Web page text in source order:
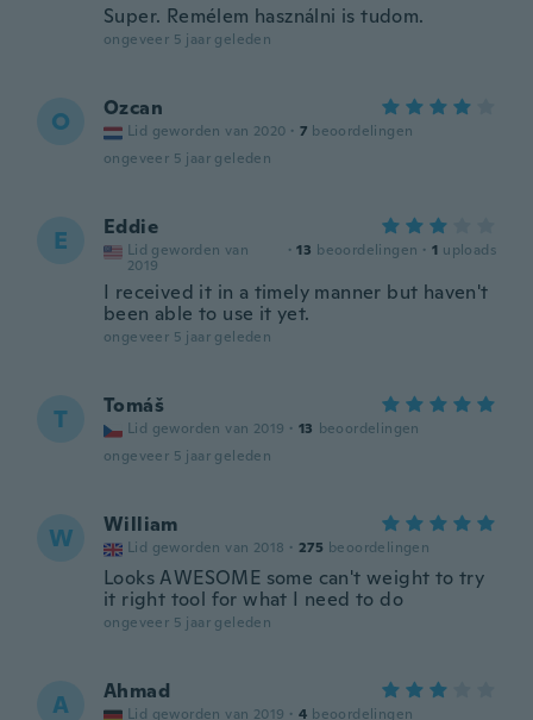
Super. Remélem használni is tudom.
ongeveer 5 jaar geleden
O Ozcan
Lid geworden van 2020 · 7 beoordelingen
ongeveer 5 jaar geleden
E Eddie
Lid geworden van
2019
· 13 beoordelingen · 1 uploads
I received it in a timely manner but haven't
been able to use it yet.
ongeveer 5 jaar geleden
T Tomáš
Lid geworden van 2019 · 13 beoordelingen
ongeveer 5 jaar geleden
W William
Lid geworden van 2018 · 275 beoordelingen
Looks AWESOME some can't weight to try
it right tool for what I need to do
ongeveer 5 jaar geleden
A Ahmad
Lid geworden van 2019 · 4 beoordelingen